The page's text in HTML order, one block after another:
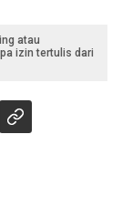
atau
izin tertulis dari